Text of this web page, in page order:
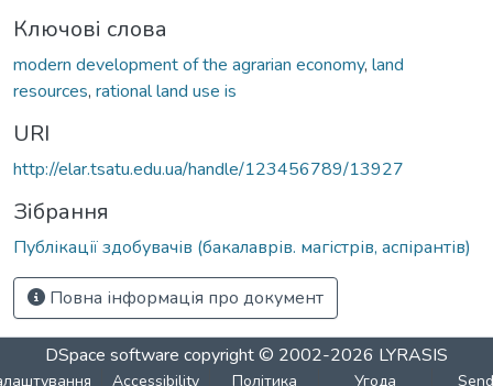
Ключові слова
modern development of the agrarian economy, land
resources, rational land use is
URI
http://elar.tsatu.edu.ua/handle/123456789/13927
Зібрання
Публікації здобувачів (бакалаврів. магістрів, аспірантів)
Повна інформація про документ
DSpace software copyright © 2002-2026 LYRASIS
Accessibility Політика Угода Send